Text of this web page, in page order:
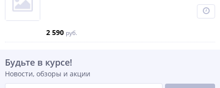
2 590 руб.
Будьте в курсе!
Новости, обзоры и акции